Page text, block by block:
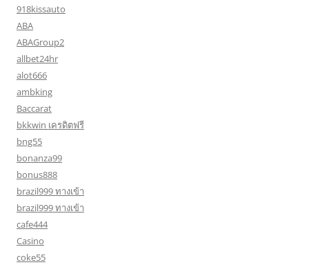
918kissauto
ABA
ABAGroup2
allbet24hr
alot666
ambking
Baccarat
bkkwin เครดิตฟรี
bng55
bonanza99
bonus888
brazil999 ทางเข้า
brazil999 ทางเข้า
cafe444
Casino
coke55